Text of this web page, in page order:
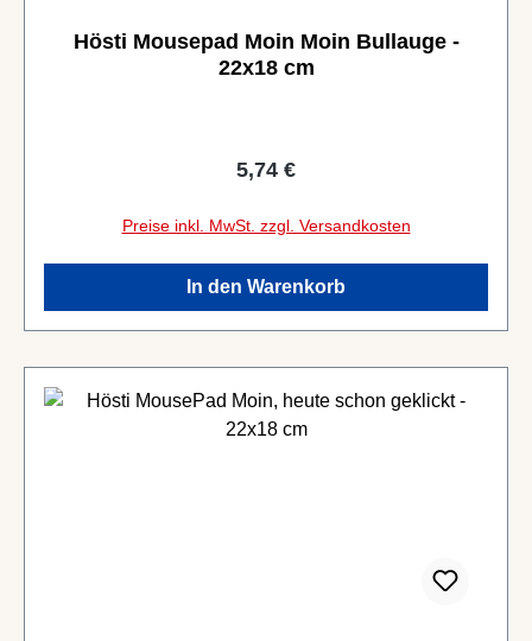
Hösti Mousepad Moin Moin Bullauge -
22x18 cm
Regulärer Preis:
5,74 €
Preise inkl. MwSt. zzgl. Versandkosten
In den Warenkorb